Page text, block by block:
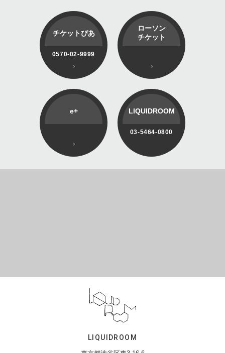
チケットぴあ
0570-02-9999
ローソン
チケット
e+ LIQUIDROOM
03-5464-0800
LIQUIDROOM